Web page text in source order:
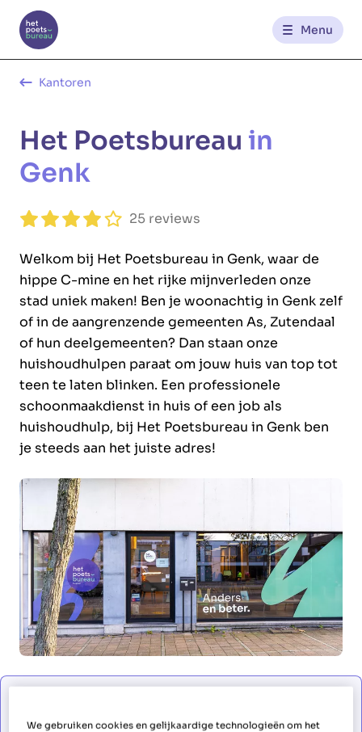
Menu
Glowi Glowi Jobs Het Poetsbureau
Kantoren
Werknemerszone
Klantenzone
Kantoren
Het Poetsbureau in
Genk
25 reviews
Welkom bij Het Poetsbureau in Genk, waar de
hippe C-mine en het rijke mijnverleden onze
stad uniek maken! Ben je woonachtig in Genk zelf
of in de aangrenzende gemeenten As, Zutendaal
of hun deelgemeenten? Dan staan onze
huishoudhulpen paraat om jouw huis van top tot
teen te laten blinken. Een professionele
schoonmaakdienst in huis of een job als
huishoudhulp, bij Het Poetsbureau in Genk ben
je steeds aan het juiste adres!
We gebruiken cookies en gelijkaardige technologieën om het